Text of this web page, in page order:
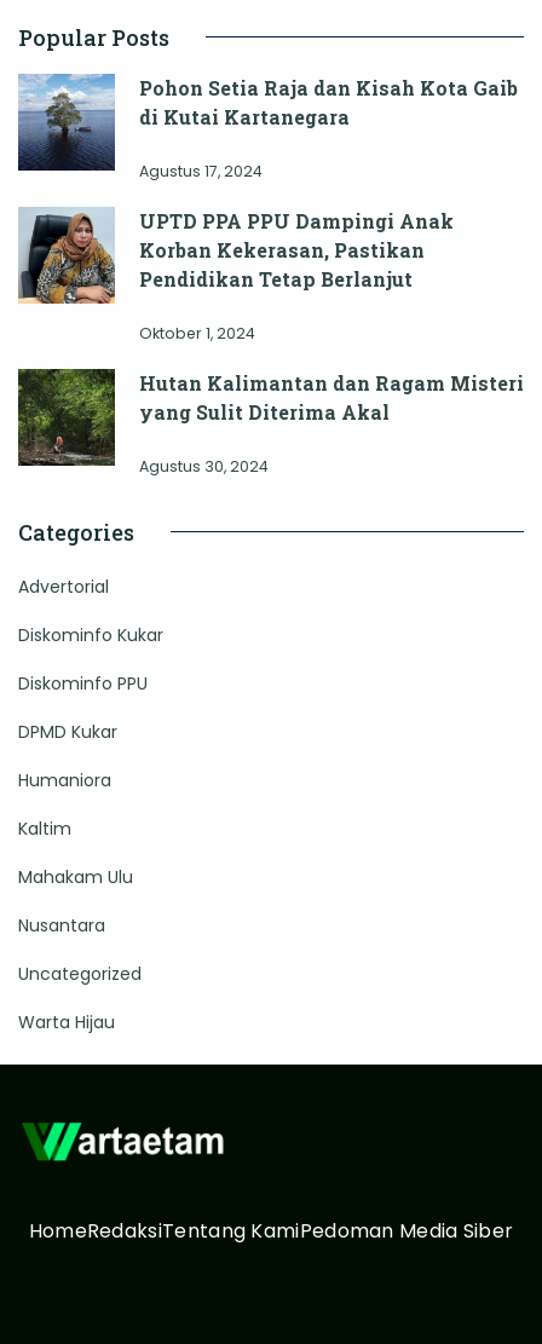
Popular Posts
Pohon Setia Raja dan Kisah Kota Gaib
di Kutai Kartanegara
Agustus 17, 2024
UPTD PPA PPU Dampingi Anak
Korban Kekerasan, Pastikan
Pendidikan Tetap Berlanjut
Oktober 1, 2024
Hutan Kalimantan dan Ragam Misteri
yang Sulit Diterima Akal
Agustus 30, 2024
Categories
Advertorial
Diskominfo Kukar
Diskominfo PPU
DPMD Kukar
Humaniora
Kaltim
Mahakam Ulu
Nusantara
Uncategorized
Warta Hijau
HomeRedaksiTentang KamiPedoman Media Siber